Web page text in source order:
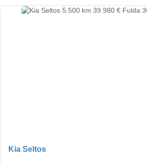
Kia Seltos